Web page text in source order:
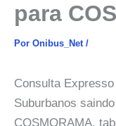
para
Por Onibus_Net /
Consulta
Suburbanos
COSMORAMA,